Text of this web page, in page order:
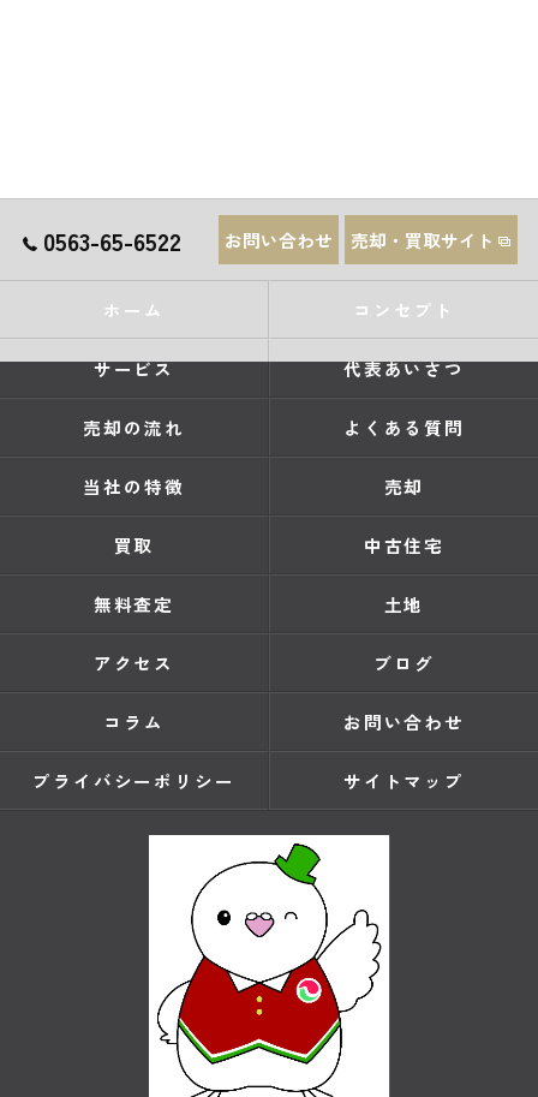
0563-65-6522 お問い合わせ 売却・買取サイト
ホーム コンセプト
サービス 代表あいさつ
売却の流れ よくある質問
当社の特徴 売却
買取 中古住宅
無料査定 土地
アクセス ブログ
コラム お問い合わせ
プライバシーポリシー サイトマップ